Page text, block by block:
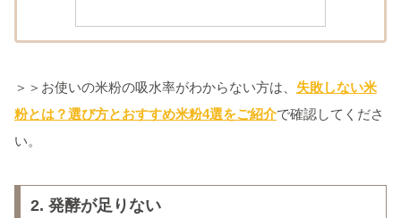
＞＞お使いの米粉の吸水率がわからない方は、 失敗しない米
粉とは？選び方とおすすめ米粉4選をご紹介で確認してくださ
い。
2. 発酵が足りない